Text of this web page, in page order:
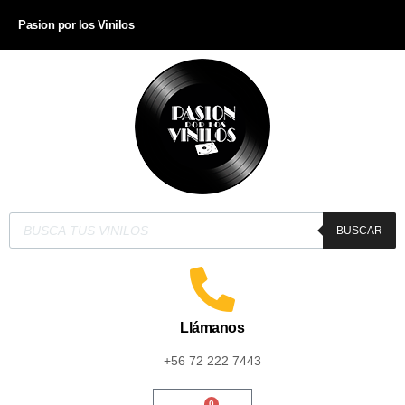
Pasion por los Vinilos
BUSCAR
Llámanos
+56 72 222 7443